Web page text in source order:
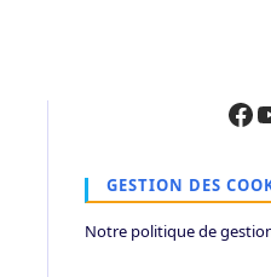
GESTION DES
Notre politique de